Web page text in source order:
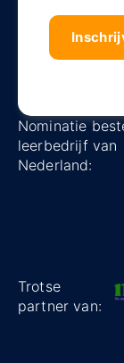
Trotse
partner van:
Nominatie
leerbedrijf van
Nederland: